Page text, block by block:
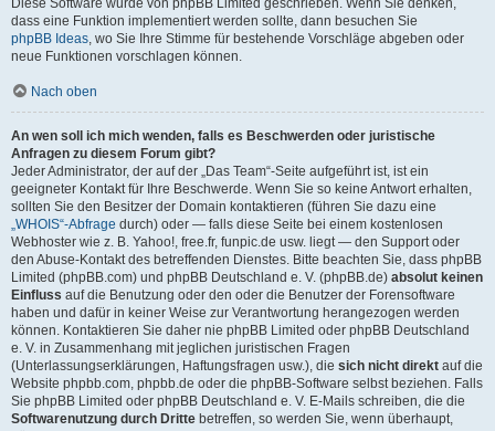
Diese Software wurde von phpBB Limited geschrieben. Wenn Sie denken,
dass eine Funktion implementiert werden sollte, dann besuchen Sie
phpBB Ideas, wo Sie Ihre Stimme für bestehende Vorschläge abgeben oder
neue Funktionen vorschlagen können.
Nach oben
An wen soll ich mich wenden, falls es Beschwerden oder juristische
Anfragen zu diesem Forum gibt?
Jeder Administrator, der auf der „Das Team“-Seite aufgeführt ist, ist ein
geeigneter Kontakt für Ihre Beschwerde. Wenn Sie so keine Antwort erhalten,
sollten Sie den Besitzer der Domain kontaktieren (führen Sie dazu eine
„WHOIS“-Abfrage durch) oder — falls diese Seite bei einem kostenlosen
Webhoster wie z. B. Yahoo!, free.fr, funpic.de usw. liegt — den Support oder
den Abuse-Kontakt des betreffenden Dienstes. Bitte beachten Sie, dass phpBB
Limited (phpBB.com) und phpBB Deutschland e. V. (phpBB.de) absolut keinen
Einfluss auf die Benutzung oder den oder die Benutzer der Forensoftware
haben und dafür in keiner Weise zur Verantwortung herangezogen werden
können. Kontaktieren Sie daher nie phpBB Limited oder phpBB Deutschland
e. V. in Zusammenhang mit jeglichen juristischen Fragen
(Unterlassungserklärungen, Haftungsfragen usw.), die sich nicht direkt auf die
Website phpbb.com, phpbb.de oder die phpBB-Software selbst beziehen. Falls
Sie phpBB Limited oder phpBB Deutschland e. V. E-Mails schreiben, die die
Softwarenutzung durch Dritte betreffen, so werden Sie, wenn überhaupt,